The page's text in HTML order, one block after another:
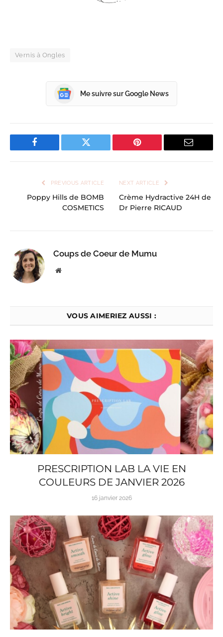
Vernis à Ongles
Me suivre sur Google News
Facebook Twitter Pinterest Email
PREVIOUS ARTICLE
Poppy Hills de BOMB
COSMETICS
NEXT ARTICLE
Crème Hydractive 24H de
Dr Pierre RICAUD
Coups de Coeur de Mumu
Website
VOUS AIMERIEZ AUSSI :
PRESCRIPTION LAB LA VIE EN
COULEURS DE JANVIER 2026
16 janvier 2026